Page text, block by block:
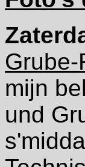
mijn
und